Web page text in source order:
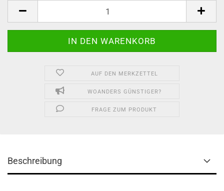
AUF DEN MERKZETTEL
WOANDERS GÜNSTIGER?
FRAGE ZUM PRODUKT
Beschreibung